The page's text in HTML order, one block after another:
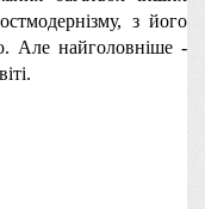
з його
Але найголовніше -